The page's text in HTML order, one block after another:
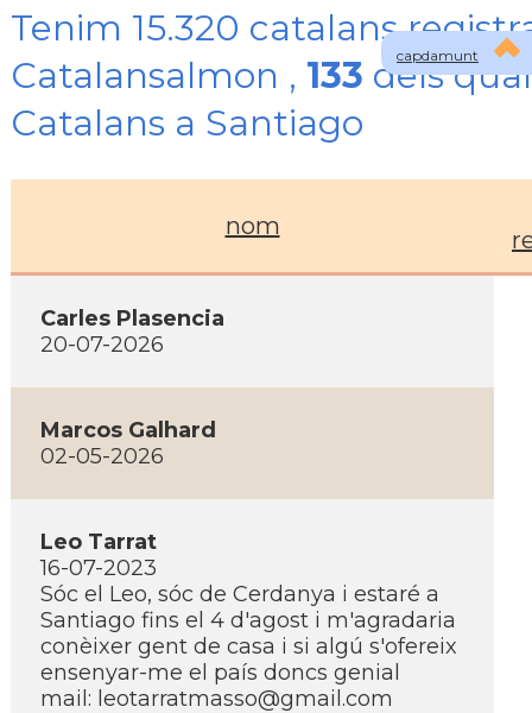
capdamunt
Tenim 15.320 catalans
Catalansalmon , 133 dels
Catalans a Santiago
nom
Carles Plasencia
20-07-2026
Marcos Galhard
02-05-2026
Leo Tarrat
16-07-2023
Sóc el Leo, sóc de Cerdanya i estaré a
Santiago fins el 4 d'agost i m'agradaria
conèixer gent de casa i si algú s'ofereix
ensenyar-me el paí­s doncs genial
mail: leotarratmasso@gmail.com